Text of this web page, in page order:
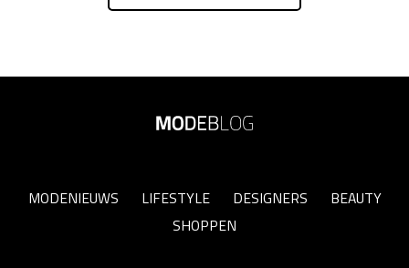
MODENIEUWS LIFESTYLE DESIGNERS
BEAUTY
SHOPPEN